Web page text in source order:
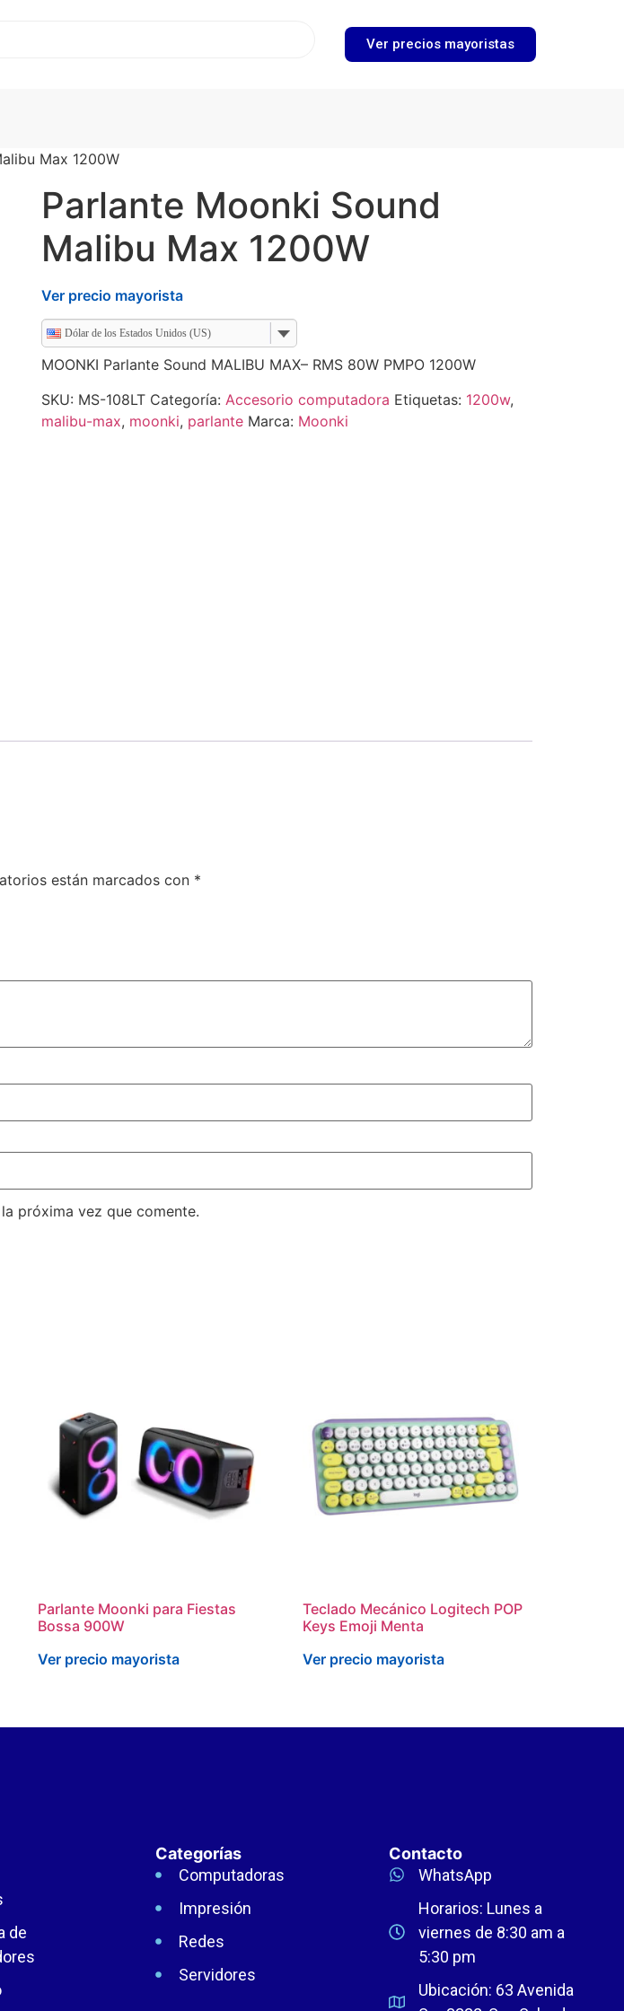
Ver precios mayoristas
Max 1200W
Parlante Moonki Sound
Malibu Max 1200W
Ver precio mayorista
Dólar de los Estados Unidos (US)
MOONKI Parlante Sound MALIBU MAX– RMS 80W PMPO 1200W
SKU: MS-108LT Categoría: Accesorio computadora Etiquetas: 1200w,
malibu-max, moonki, parlante Marca: Moonki
están marcados con *
próxima vez que comente.
Parlante Moonki para Fiestas
Bossa 900W
Ver precio mayorista
Teclado Mecánico Logitech POP
Keys Emoji Menta
Ver precio mayorista
de
Categorías
Computadoras
Impresión
Redes
Servidores
Contacto
WhatsApp
Horarios: Lunes a
viernes de 8:30 am a
5:30 pm
Ubicación: 63 Avenida